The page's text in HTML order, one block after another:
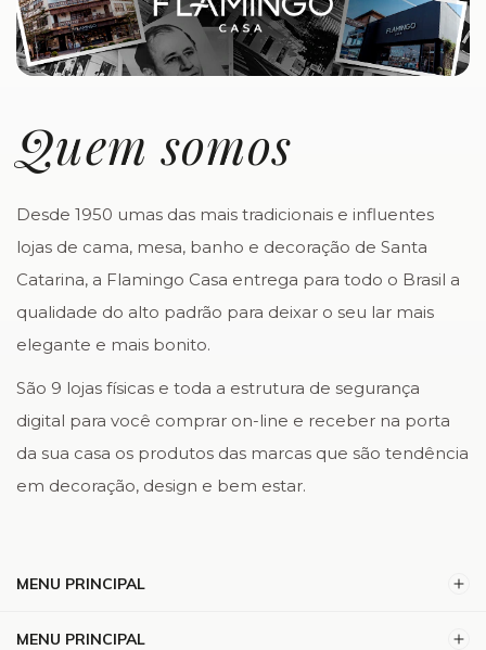
Quem somos
Desde 1950 umas das mais tradicionais e influentes
lojas de cama, mesa, banho e decoração de Santa
Catarina, a Flamingo Casa entrega para todo o Brasil a
qualidade do alto padrão para deixar o seu lar mais
elegante e mais bonito.
São 9 lojas físicas e toda a estrutura de segurança
digital para você comprar on-line e receber na porta
da sua casa os produtos das marcas que são tendência
em decoração, design e bem estar.
MENU PRINCIPAL
MENU PRINCIPAL